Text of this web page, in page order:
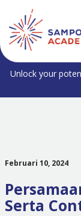
Unlock your
Februari 10, 2024
Serta